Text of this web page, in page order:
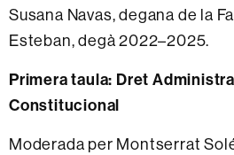
Susana Navas, degana de la
Esteban, degà 2022–2025.
Primera taula: Dret
Constitucional
Moderada per Montserrat